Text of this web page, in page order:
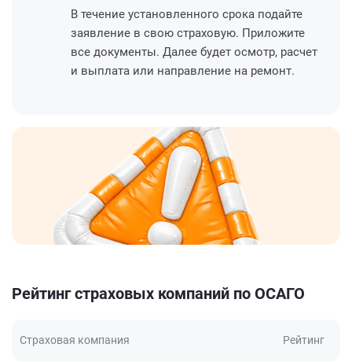
В течение установленного срока подайте
заявление в свою страховую. Приложите
все документы. Далее будет осмотр, расчет
и выплата или направление на ремонт.
Рейтинг страховых компаний по ОСАГО
Страховая компания Рейтинг